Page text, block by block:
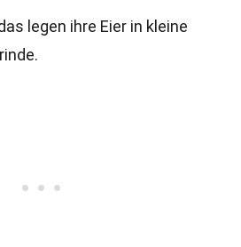
legen ihre Eier in kleine